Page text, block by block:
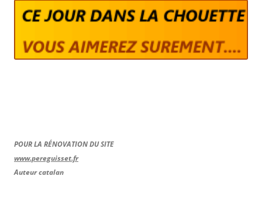
POUR LA RÉNOVATION DU SITE
www.pereguisset.fr
Auteur catalan